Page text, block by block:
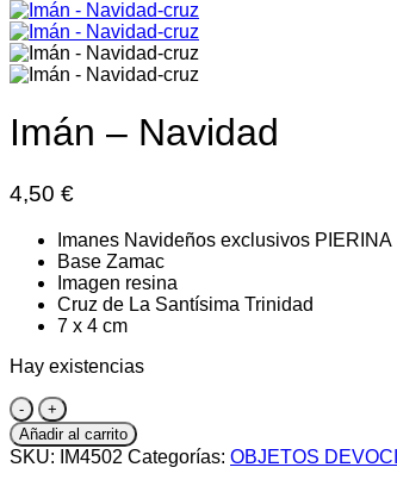
Imán – Navidad
4,50 €
Imanes Navideños exclusivos PIERINA
Base Zamac
Imagen resina
Cruz de La Santísima Trinidad
7 x 4 cm
Hay existencias
Imán
-
Navidad
cantidad
Añadir al carrito
SKU: IM4502 Categorías: OBJETOS